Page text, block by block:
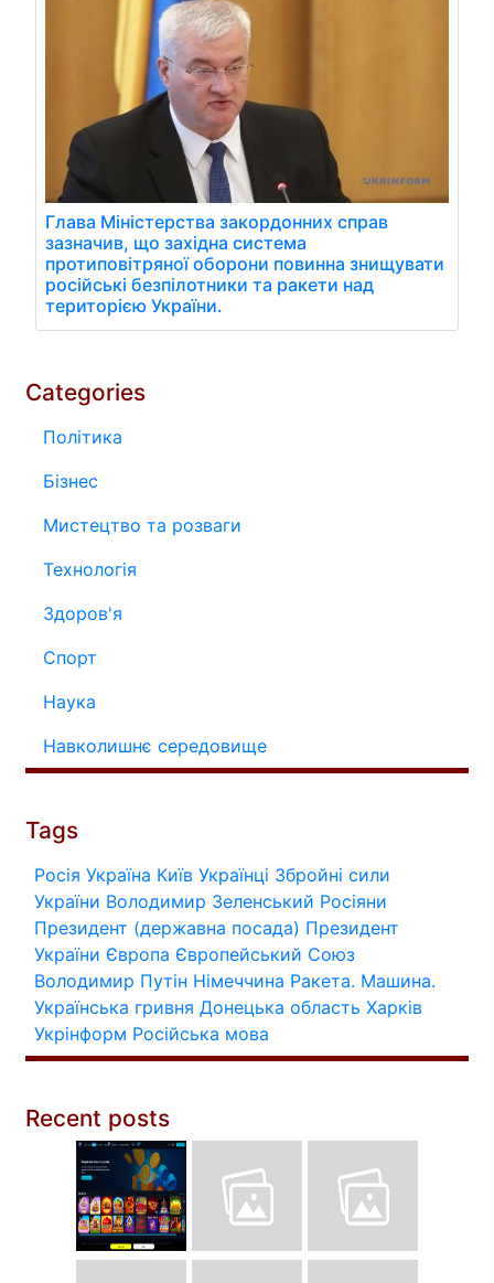
Глава Міністерства закордонних справ
зазначив, що західна система
протиповітряної оборони повинна знищувати
російські безпілотники та ракети над
територією України.
Categories
Політика
Бізнес
Мистецтво та розваги
Технологія
Здоров'я
Спорт
Наука
Навколишнє середовище
Tags
Росія Україна Київ Українці Збройні сили
України Володимир Зеленський Росіяни
Президент (державна посада) Президент
України Європа Європейський Союз
Володимир Путін Німеччина Ракета. Машина.
Українська гривня Донецька область Харків
Укрінформ Російська мова
Recent posts